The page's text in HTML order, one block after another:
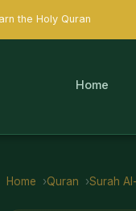
the Holy Quran
Home
Home Quran Surah